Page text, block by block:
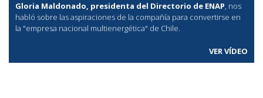
Gloria Maldonado, presidenta del Directorio de ENAP, nos
habló sobre las aspiraciones de la compañía para convertirse en
la "empresa nacional multienergética" de Chile.
VER VÍDEO